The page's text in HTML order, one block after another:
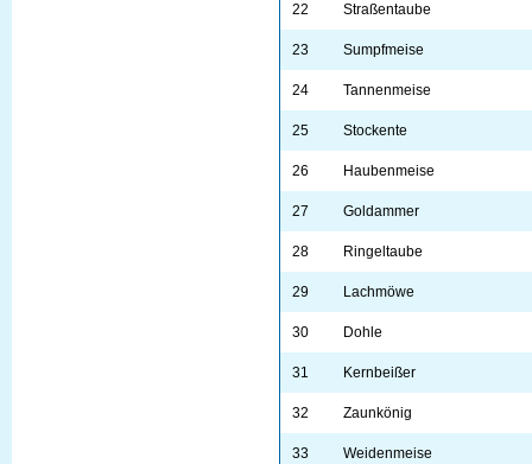
22 Straßentaube
23 Sumpfmeise
24 Tannenmeise
25 Stockente
26 Haubenmeise
27 Goldammer
28 Ringeltaube
29 Lachmöwe
30 Dohle
31 Kernbeißer
32 Zaunkönig
33 Weidenmeise